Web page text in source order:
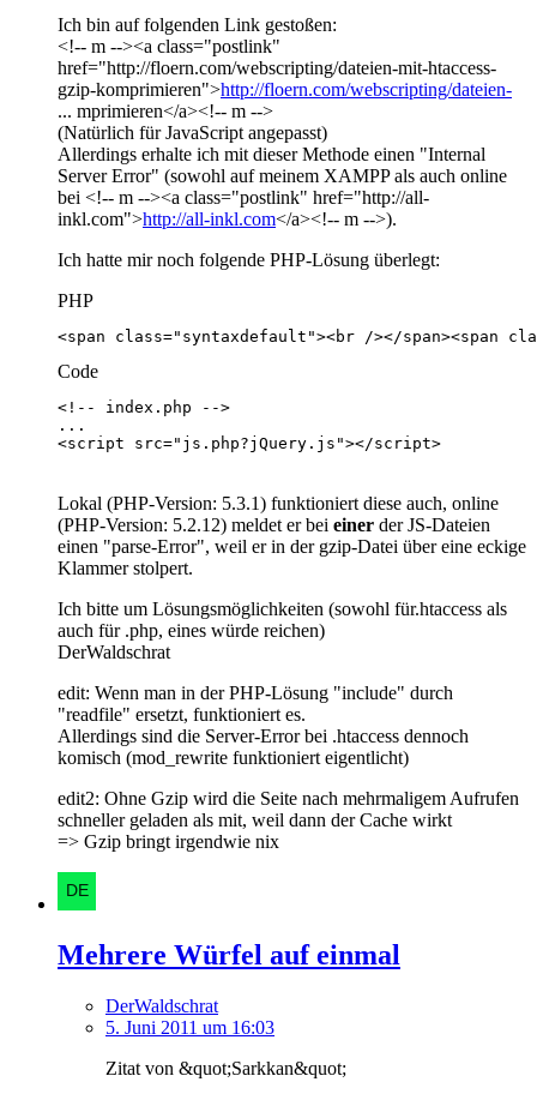
Ich bin auf folgenden Link gestoßen:
<!-- m --><a class="postlink"
href="http://floern.com/webscripting/dateien-mit-htaccess-
gzip-komprimieren">http://floern.com/webscripting/dateien-
... mprimieren</a><!-- m -->
(Natürlich für JavaScript angepasst)
Allerdings erhalte ich mit dieser Methode einen "Internal
Server Error" (sowohl auf meinem XAMPP als auch online
bei <!-- m --><a class="postlink" href="http://all-
inkl.com">http://all-inkl.com</a><!-- m -->).
Ich hatte mir noch folgende PHP-Lösung überlegt:
PHP
<span class="syntaxdefault"><br /></span><span
Code
<script src="js.php?jQuery.js"></script>
Lokal (PHP-Version: 5.3.1) funktioniert diese auch, online
(PHP-Version: 5.2.12) meldet er bei einer der JS-Dateien
einen "parse-Error", weil er in der gzip-Datei über eine eckige
Klammer stolpert.
Ich bitte um Lösungsmöglichkeiten (sowohl für.htaccess als
auch für .php, eines würde reichen)
DerWaldschrat
edit: Wenn man in der PHP-Lösung "include" durch
"readfile" ersetzt, funktioniert es.
Allerdings sind die Server-Error bei .htaccess dennoch
komisch (mod_rewrite funktioniert eigentlicht)
edit2: Ohne Gzip wird die Seite nach mehrmaligem Aufrufen
schneller geladen als mit, weil dann der Cache wirkt
=> Gzip bringt irgendwie nix
Mehrere Würfel auf einmal
DerWaldschrat
5. Juni 2011 um 16:03
Zitat von &quot;Sarkkan&quot;